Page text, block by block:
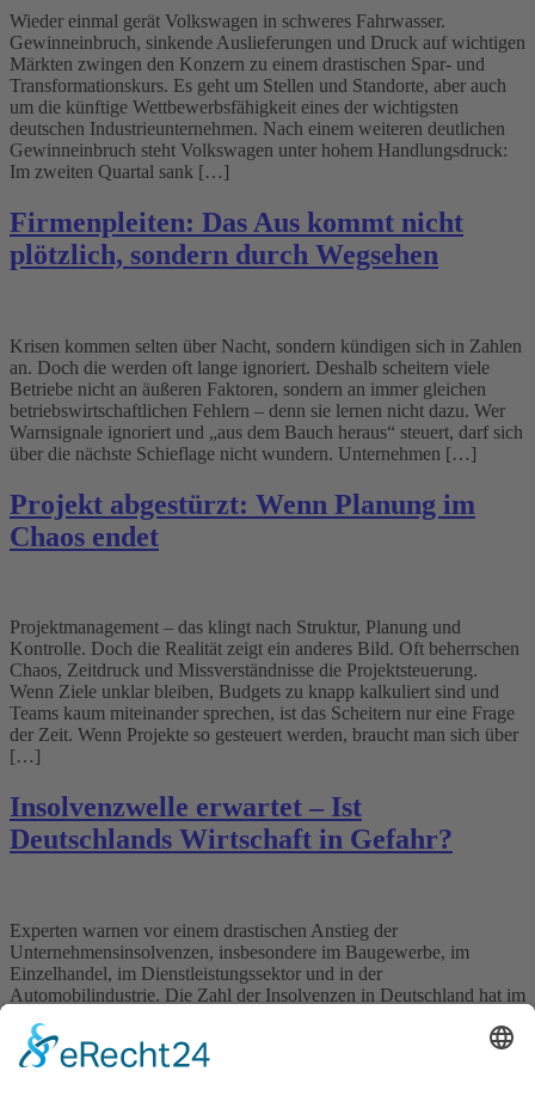
Wieder einmal gerät Volkswagen in schweres Fahrwasser.
Gewinneinbruch, sinkende Auslieferungen und Druck auf wichtigen
Märkten zwingen den Konzern zu einem drastischen Spar- und
Transformationskurs. Es geht um Stellen und Standorte, aber auch
um die künftige Wettbewerbsfähigkeit eines der wichtigsten
deutschen Industrieunternehmen. Nach einem weiteren deutlichen
Gewinneinbruch steht Volkswagen unter hohem Handlungsdruck:
Im zweiten Quartal sank […]
Firmenpleiten: Das Aus kommt nicht
plötzlich, sondern durch Wegsehen
Krisen kommen selten über Nacht, sondern kündigen sich in Zahlen
an. Doch die werden oft lange ignoriert. Deshalb scheitern viele
Betriebe nicht an äußeren Faktoren, sondern an immer gleichen
betriebswirtschaftlichen Fehlern – denn sie lernen nicht dazu. Wer
Warnsignale ignoriert und „aus dem Bauch heraus“ steuert, darf sich
über die nächste Schieflage nicht wundern. Unternehmen […]
Projekt abgestürzt: Wenn Planung im
Chaos endet
Projektmanagement – das klingt nach Struktur, Planung und
Kontrolle. Doch die Realität zeigt ein anderes Bild. Oft beherrschen
Chaos, Zeitdruck und Missverständnisse die Projektsteuerung.
Wenn Ziele unklar bleiben, Budgets zu knapp kalkuliert sind und
Teams kaum miteinander sprechen, ist das Scheitern nur eine Frage
der Zeit. Wenn Projekte so gesteuert werden, braucht man sich über
[…]
Insolvenzwelle erwartet – Ist
Deutschlands Wirtschaft in Gefahr?
Experten warnen vor einem drastischen Anstieg der
Unternehmensinsolvenzen, insbesondere im Baugewerbe, im
Einzelhandel, im Dienstleistungssektor und in der
Automobilindustrie. Die Zahl der Insolvenzen in Deutschland hat im
Schulden der insolventen Unternehmen sind explodiert. Jetzt sind
rasche und gute Lösungen gefragt. Im ersten Halbjahr 2024 ist […]